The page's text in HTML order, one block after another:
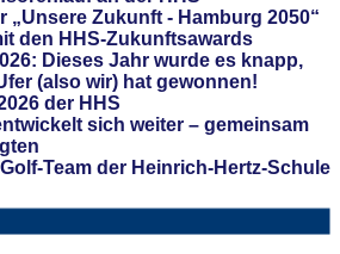
„Unsere Zukunft - Hamburg 2050“
den HHS-Zukunftsawards
Dieses Jahr wurde es knapp,
(also wir) hat gewonnen!
der HHS
sich weiter – gemeinsam
Team der Heinrich-Hertz-Schule